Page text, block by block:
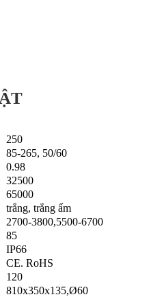
250
85-265, 50/60
0.98
32500
65000
trắng, trắng ấm
2700-3800,5500-6700
85
IP66
CE. RoHS
120
810x350x135,Ø60